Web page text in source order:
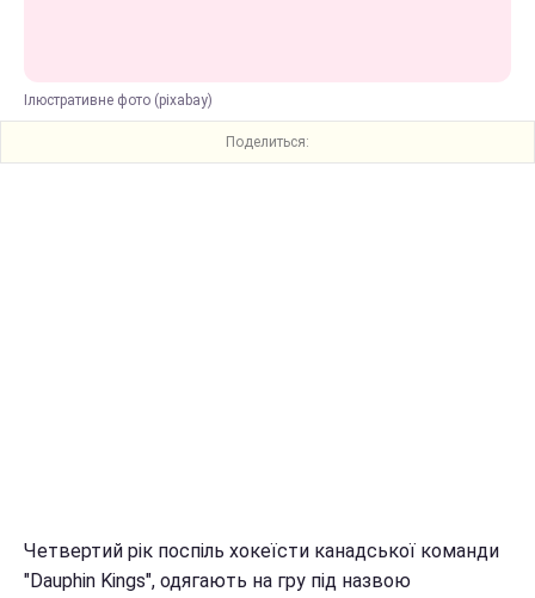
Ілюстративне фото (pixabay)
Поделиться:
Четвертий рік поспіль хокеїсти канадської команди
"Dauphin Kings", одягають на гру під назвою